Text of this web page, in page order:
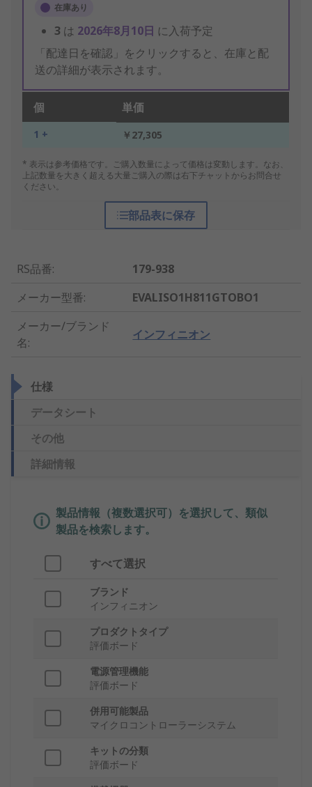
在庫あり
3 は 2026年8月10日 に入荷予定
「配達日を確認」をクリックすると、在庫と配
送の詳細が表示されます。
個 単価
1 + ￥27,305
* 表示は参考価格です。ご購入数量によって価格は変動します。なお、
上記数量を大きく超える大量ご購入の際は右下チャットからお問合せ
ください。
部品表に保存
RS品番:
179-938
メーカー型番:
EVALISO1H811GTOBO1
メーカー/ブランド
名:
インフィニオン
仕様
データシート
その他
詳細情報
製品情報（複数選択可）を選択して、類似
製品を検索します。
すべて選択
ブランド
インフィニオン
プロダクトタイプ
評価ボード
電源管理機能
評価ボード
併用可能製品
マイクロコントローラーシステム
キットの分類
評価ボード